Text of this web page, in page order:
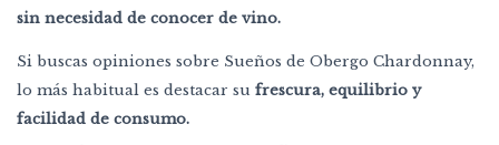
sin necesidad de conocer de vino.
Si buscas opiniones sobre Sueños de Obergo Chardonnay,
lo más habitual es destacar su frescura, equilibrio y
facilidad de consumo.